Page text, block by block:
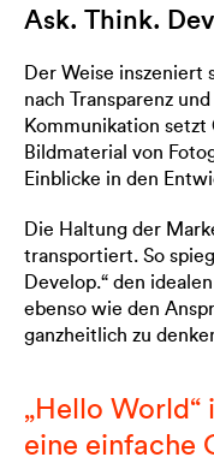
Ask. Think.
Der Weise inszeniert
nach Transparenz
Kommunikation setzt
Bildmaterial von
Einblicke in den
Die Haltung der
transportiert. So
Develop.“ den
ebenso wie den
ganzheitlich zu
„Hello
eine einfache